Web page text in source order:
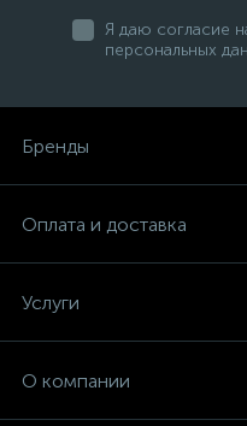
Я даю согласие
персональных
Бренды
Оплата и доставка
Услуги
О компании